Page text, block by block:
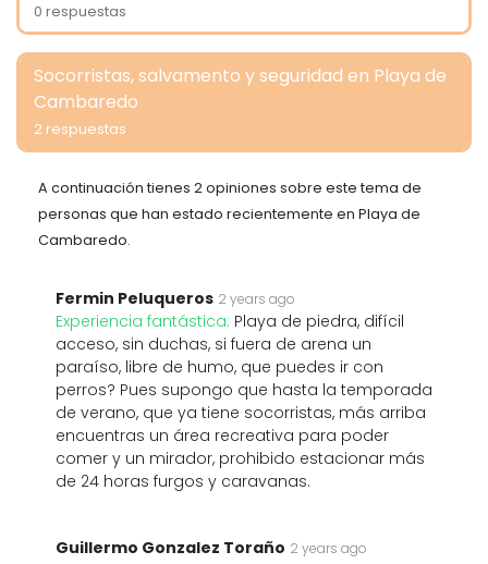
0 respuestas
Socorristas, salvamento y seguridad en Playa de
Cambaredo
2 respuestas
A continuación tienes 2 opiniones sobre este tema de
personas que han estado recientemente en Playa de
Cambaredo.
Fermin Peluqueros 2 years ago
Experiencia fantástica: Playa de piedra, difícil
acceso, sin duchas, si fuera de arena un
paraíso, libre de humo, que puedes ir con
perros? Pues supongo que hasta la temporada
de verano, que ya tiene socorristas, más arriba
encuentras un área recreativa para poder
comer y un mirador, prohibido estacionar más
de 24 horas furgos y caravanas.
Guillermo Gonzalez Toraño 2 years ago